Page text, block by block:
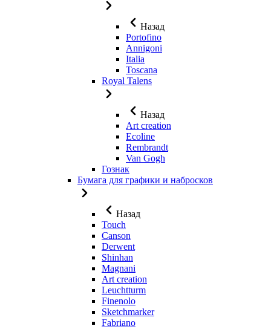
Назад
Portofino
Annigoni
Italia
Toscana
Royal Talens
Назад
Art creation
Ecoline
Rembrandt
Van Gogh
Гознак
Бумага для графики и набросков
Назад
Touch
Canson
Derwent
Shinhan
Magnani
Art creation
Leuchtturm
Finenolo
Sketchmarker
Fabriano